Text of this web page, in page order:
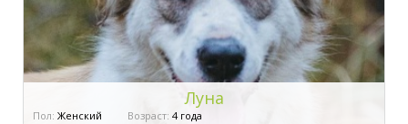
Луна
Пол: Женский Возраст: 4 года